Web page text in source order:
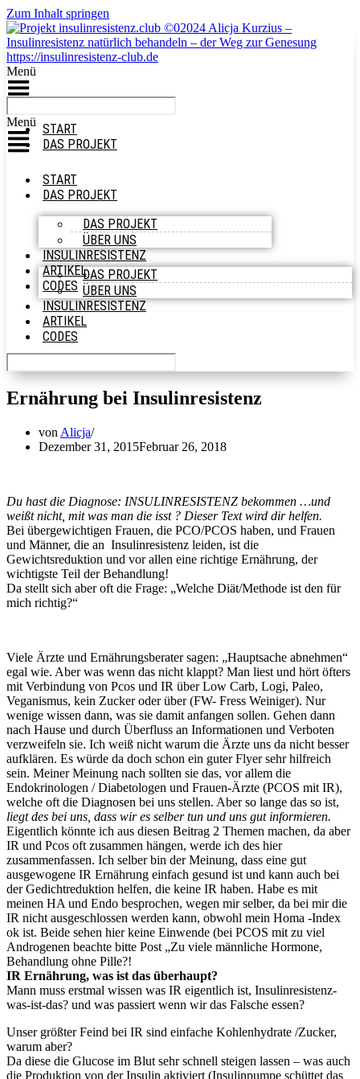
Zum Inhalt springen
Menü
START
DAS PROJEKT
DAS PROJEKT
ÜBER UNS
INSULINRESISTENZ
ARTIKEL
CODES
Menü
START
DAS PROJEKT
DAS PROJEKT
ÜBER UNS
INSULINRESISTENZ
ARTIKEL
CODES
Ernährung bei Insulinresistenz
von Alicja
Dezember 31, 2015Februar 26, 2018
Du hast die Diagnose: INSULINRESISTENZ bekommen …und
weißt nicht, mit was man die isst ? Dieser Text wird dir helfen.
Bei übergewichtigen Frauen, die PCO/PCOS haben, und Frauen
und Männer, die an Insulinresistenz leiden, ist die
Gewichtsreduktion und vor allen eine richtige Ernährung, der
wichtigste Teil der Behandlung!
Da stellt sich aber oft die Frage: „Welche Diät/Methode ist den für
mich richtig?“
Viele Ärzte und Ernährungsberater sagen: „Hauptsache abnehmen“
egal wie. Aber was wenn das nicht klappt? Man liest und hört öfters
mit Verbindung von Pcos und IR über Low Carb, Logi, Paleo,
Veganismus, kein Zucker oder über (FW- Fress Weiniger). Nur
wenige wissen dann, was sie damit anfangen sollen. Gehen dann
nach Hause und durch Überfluss an Informationen und Verboten
verzweifeln sie. Ich weiß nicht warum die Ärzte uns da nicht besser
aufklären. Es würde da doch schon ein guter Flyer sehr hilfreich
sein. Meiner Meinung nach sollten sie das, vor allem die
Endokrinologen / Diabetologen und Frauen-Ärzte (PCOS mit IR),
welche oft die Diagnosen bei uns stellen. Aber so lange das so ist,
liegt des bei uns, dass wir es selber tun und uns gut informieren.
Eigentlich könnte ich aus diesen Beitrag 2 Themen machen, da aber
IR und Pcos oft zusammen hängen, werde ich des hier
zusammenfassen. Ich selber bin der Meinung, dass eine gut
ausgewogene IR Ernährung einfach gesund ist und kann auch bei
der Gedichtreduktion helfen, die keine IR haben. Habe es mit
meinen HA und Endo besprochen, wegen mir selber, da bei mir die
IR nicht ausgeschlossen werden kann, obwohl mein Homa -Index
ok ist. Beide sehen hier keine Einwende (bei PCOS mit zu viel
Androgenen beachte bitte Post „Zu viele männliche Hormone,
Behandlung ohne Pille?!
IR Ernährung, was ist das überhaupt?
Mann muss erstmal wissen was IR eigentlich ist, Insulinresistenz-
was-ist-das? und was passiert wenn wir das Falsche essen?
Unser größter Feind bei IR sind einfache Kohlenhydrate /Zucker,
warum aber?
Da diese die Glucose im Blut sehr schnell steigen lassen – was auch
die Produktion von der Insulin aktiviert (Insulinpumpe schüttet das